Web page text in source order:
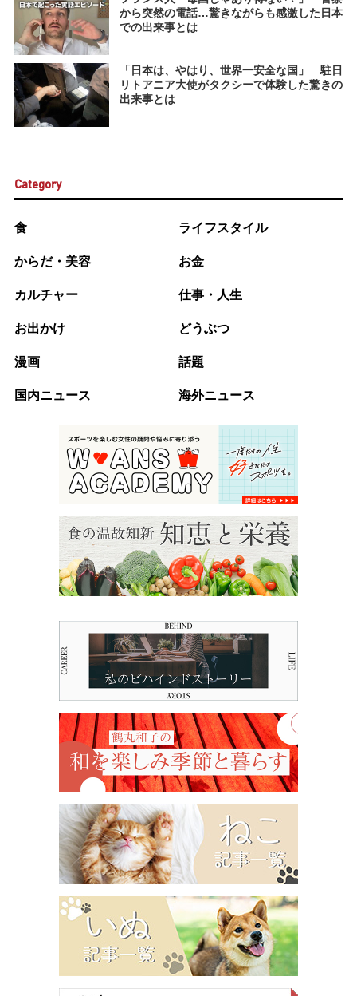
から突然の電話…驚きながらも感激した日本
での出来事とは
「日本は、やはり、世界一安全な国」 駐日
リトアニア大使がタクシーで体験した驚きの
出来事とは
Category
食 ライフスタイル
からだ・美容 お金
カルチャー 仕事・人生
お出かけ どうぶつ
漫画 話題
国内ニュース 海外ニュース